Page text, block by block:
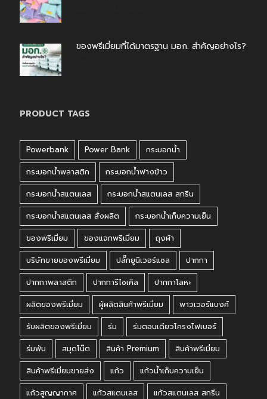
ของพรีเมี่ยมที่ได้มาตรฐาน มอก. สำคัญอย่างไร?
PRODUCT TAGS
Powerbank Power Bank
กระบอกน้ำ
กระบอกน้ำพลาสติก
กระบอกน้ำฟางข้าว
กระบอกน้ำสแตนเลส
กระบอกน้ำสแตนเลส สกรีน
กระบอกน้ำสแตนเลส สั่งผลิต
กระบอกน้ำเก็บความเย็น
ของพรีเมี่ยม
ของแจกพรีเมี่ยม
ถุงผ้า
บริษัทขายของพรีเมี่ยม
ปลั๊กยูนิเวอร์แซล
ปากกา
ปากกาพลาสติก
ปากการีไซเคิล
ปากกาโลหะ
ผลิตของพรีเมี่ยม
ผู้ผลิตสินค้าพรีเมี่ยม
พาวเวอร์แบงค์
รับผลิตของพรีเมี่ยม
ร่ม
ร่มตอนเดียวโครงไฟเบอร์
ร่มพับ
สมุดโน๊ต สินค้า Premium
สินค้าพรีเมี่ยม
สินค้าพรีเมี่ยมขายส่ง
แก้ว
แก้วน้ำเก็บความเย็น
แก้วสูญญากาศ
แก้วสแตนเลส
แก้วสแตนเลส สกรีน